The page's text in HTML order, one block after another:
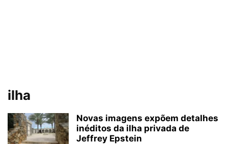
ilha
Novas imagens expõem detalhes
inéditos da ilha privada de
Jeffrey Epstein